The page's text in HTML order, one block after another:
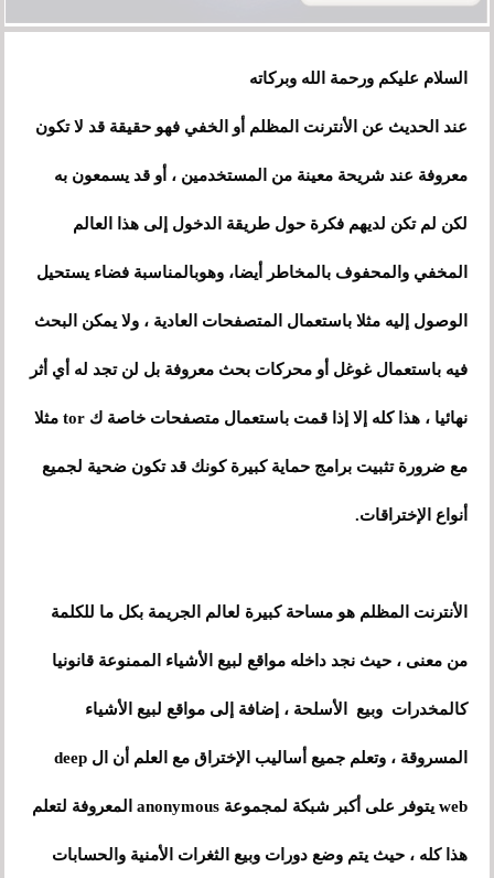
السلام عليكم ورحمة الله وبركاته
عند الحديث عن الأنترنت المظلم أو الخفي فهو حقيقة قد لا تكون
معروفة عند شريحة معينة من المستخدمين ، أو قد يسمعون به
لكن لم تكن لديهم فكرة حول طريقة الدخول إلى هذا العالم
المخفي والمحفوف بالمخاطر أيضا، وهوبالمناسبة فضاء يستحيل
الوصول إليه مثلا باستعمال المتصفحات العادية،ولا يمكن البحث
فيه باستعمال غوغل أو محركات بحث معروفة بل لن تجد له أي أثر
نهائيا ، هذا كله إلا إذا قمت باستعمال متصفحات خاصة ك tor مثلا
مع ضرورة تثبيت برامج حماية كبيرة كونك قد تكون ضحية لجميع
أنواع الإختراقات.
الأنترنت المظلم هو مساحة كبيرة لعالم الجريمة بكل ما للكلمة
من معنى ، حيث نجد داخله مواقع لبيع الأشياء الممنوعة قانونيا
كالمخدرات وبيع الأسلحة ، إضافة إلى مواقع لبيع الأشياء
المسروقة ، وتعلم جميع أساليب الإختراق مع العلم أن ال deep
web يتوفر على أكبر شبكة لمجموعة anonymous المعروفة لتعلم
هذا كله،حيث يتم وضع دورات وبيع الثغرات الأمنية والحسابات